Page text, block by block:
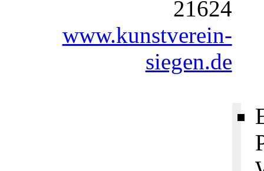
21624
www.kunstverein-
siegen.de